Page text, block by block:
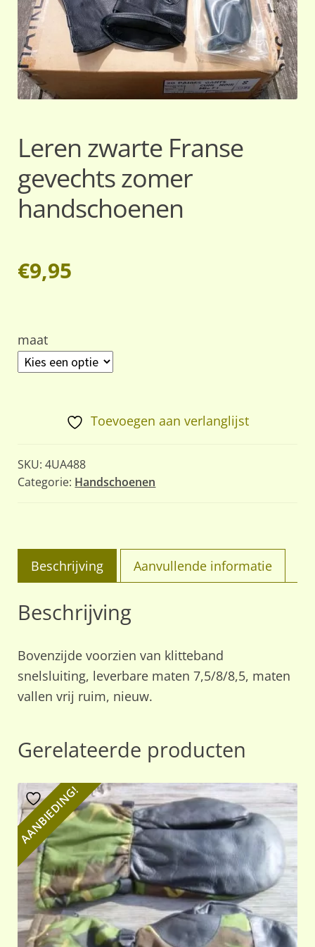
Leren zwarte Franse
gevechts zomer
handschoenen
€9,95
maat
Toevoegen aan verlanglijst
SKU:4UA488
Categorie: Handschoenen
Beschrijving Aanvullende informatie
Beschrijving
Bovenzijde voorzien van klitteband
snelsluiting, leverbare maten 7,5/8/8,5, maten
vallen vrij ruim, nieuw.
Gerelateerde producten
AANBIEDING!